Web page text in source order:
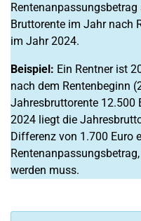
Bruttorente im Jahr nach
im Jahr 2024.
Beispiel: Ein Rentner ist
nach dem Rentenbeginn
Jahresbruttorente 12.500
2024 liegt die
Differenz von 1.700 Euro
werden muss.